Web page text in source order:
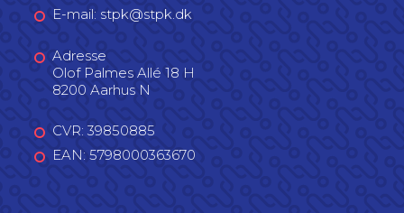
E-mail: stpk@stpk.dk
Adresse
Olof Palmes Allé 18 H
8200 Aarhus N
CVR: 39850885
EAN: 5798000363670